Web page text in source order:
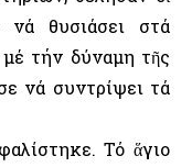
νά θυσιάσει στά
τήν δύναμη τῆς
νά συντρίψει τά
Τό ἅγιο